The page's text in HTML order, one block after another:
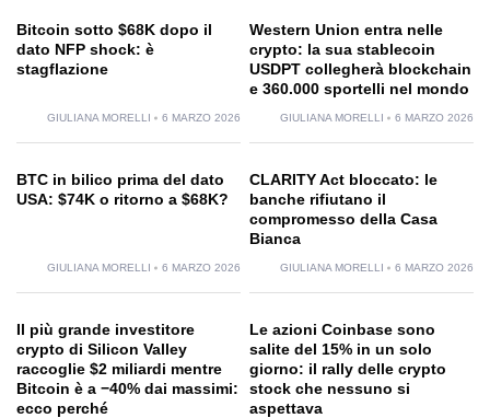
Bitcoin sotto $68K dopo il
dato NFP shock: è
stagflazione
GIULIANA MORELLI 6 MARZO 2026
Western Union entra nelle
crypto: la sua stablecoin
USDPT collegherà blockchain
e 360.000 sportelli nel mondo
GIULIANA MORELLI 6 MARZO 2026
BTC in bilico prima del dato
USA: $74K o ritorno a $68K?
GIULIANA MORELLI 6 MARZO 2026
CLARITY Act bloccato: le
banche rifiutano il
compromesso della Casa
Bianca
GIULIANA MORELLI 6 MARZO 2026
Il più grande investitore
crypto di Silicon Valley
raccoglie $2 miliardi mentre
Bitcoin è a −40% dai massimi:
ecco perché
Le azioni Coinbase sono
salite del 15% in un solo
giorno: il rally delle crypto
stock che nessuno si
aspettava